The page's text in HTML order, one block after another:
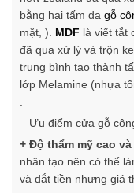
bằng hai tấm da gỗ
mặt, ). MDF là viết tắt
đã qua xử lý và trộn
trung bình tạo thành
lớp Melamine (nhựa
– Ưu điểm cửa gỗ
+ Độ thẩm mỹ cao và
nhân tạo nên có thể
và đắt tiền nhưng giá